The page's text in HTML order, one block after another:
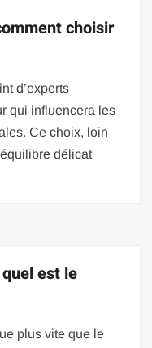
choisir
d’experts
qui influencera les
Ce choix, loin
équilibre délicat
est le
plus vite que le